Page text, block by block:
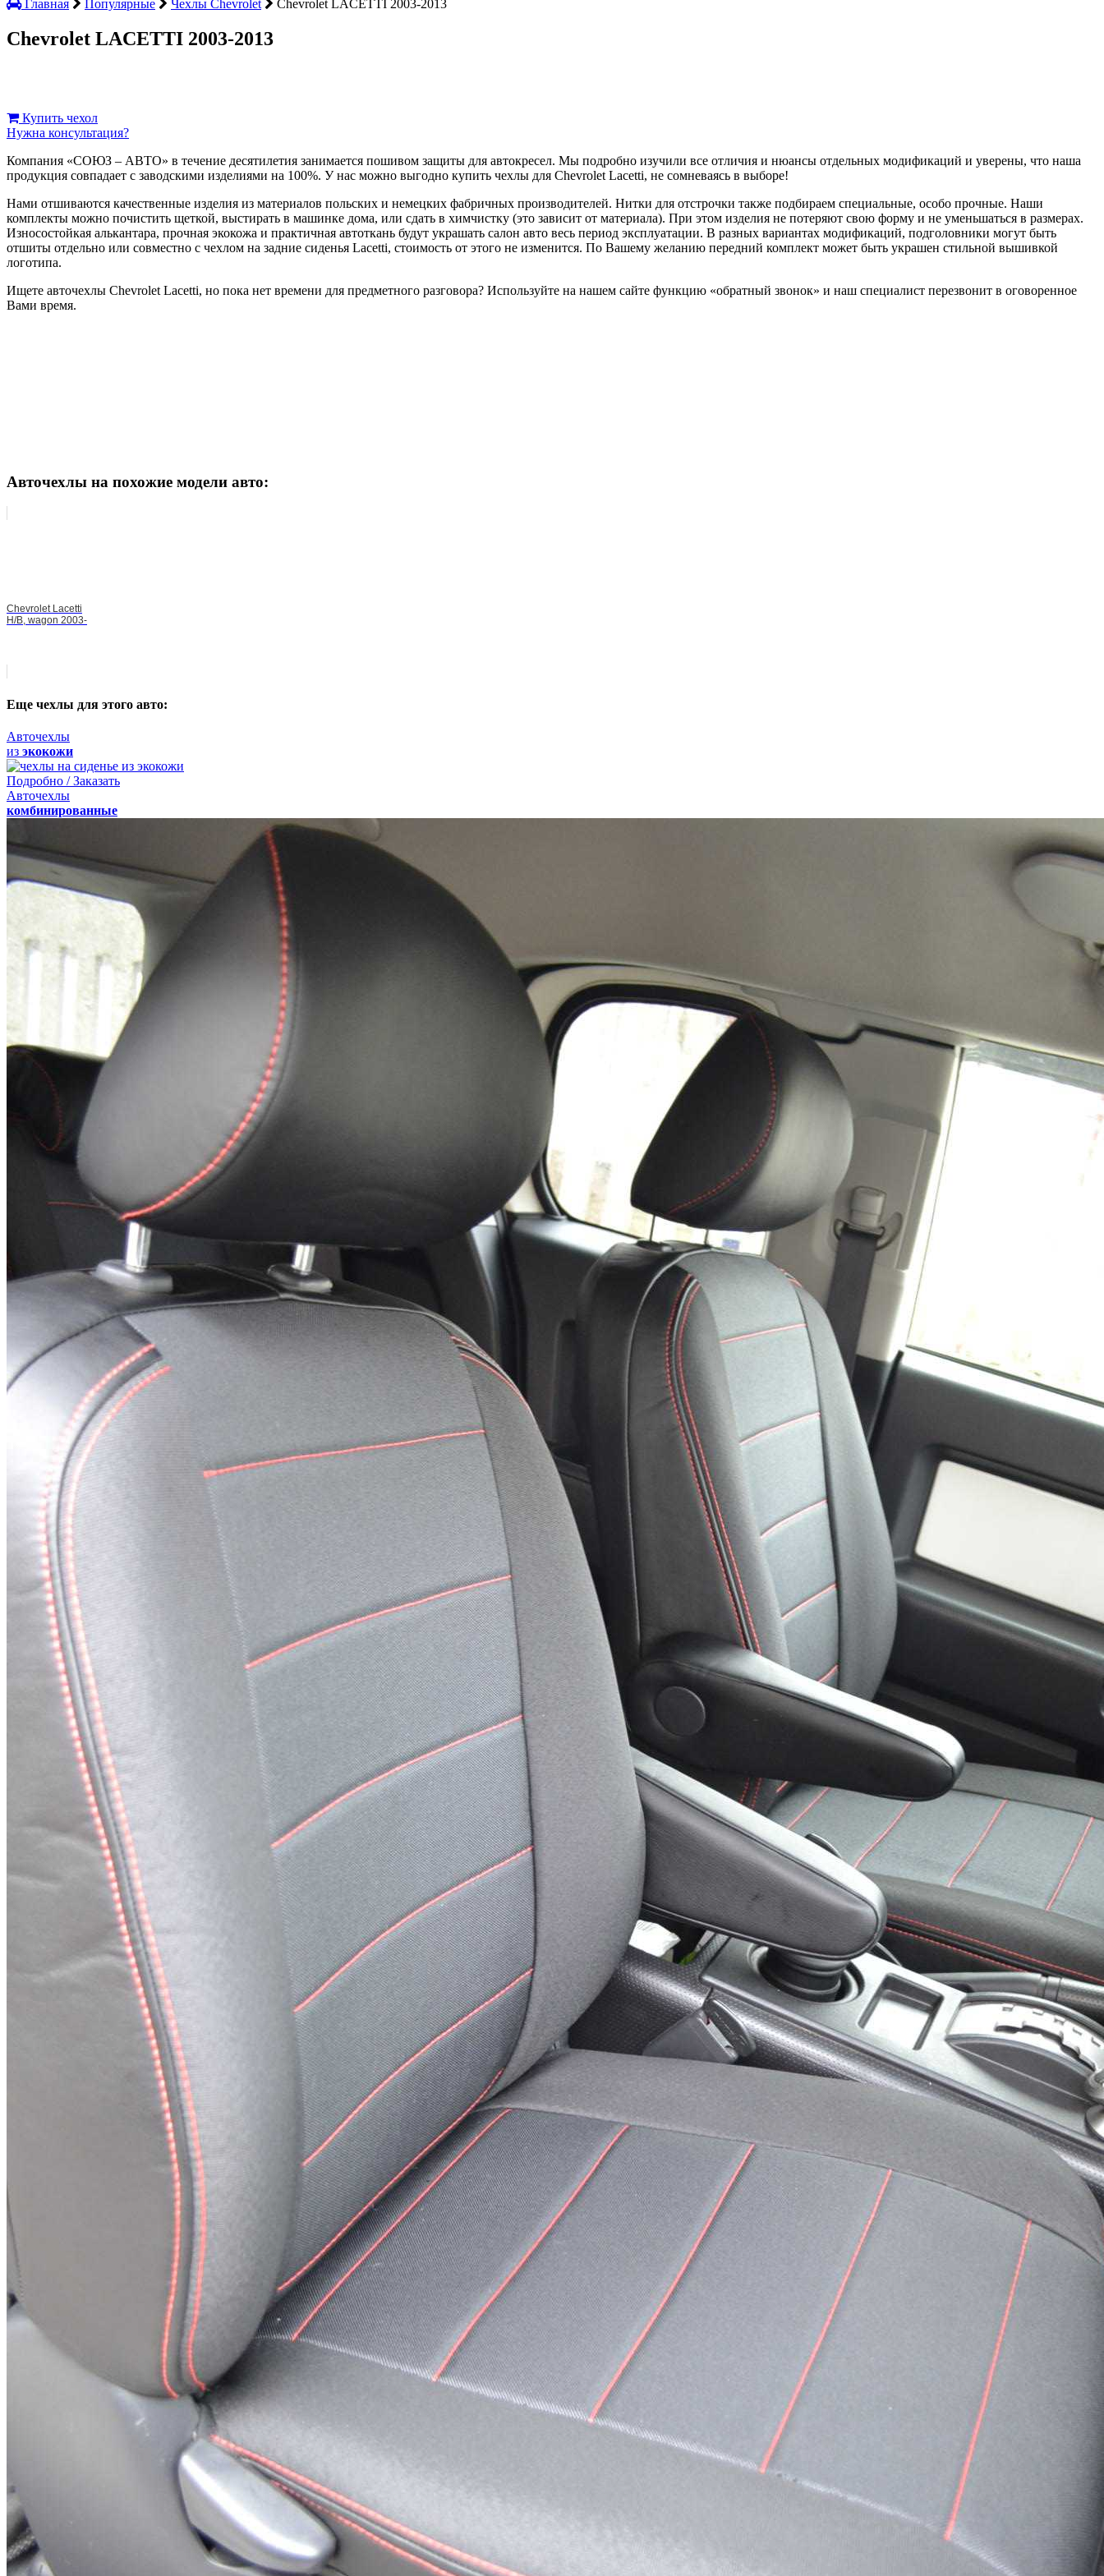
Главная Популярные Чехлы Chevrolet Chevrolet LACETTI 2003-2013
Chevrolet LACETTI 2003-2013
Купить чехол
Нужна консультация?
Компания «СОЮЗ – АВТО» в течение десятилетия занимается пошивом защиты для автокресел. Мы подробно изучили все отличия и нюансы отдельных модификаций и уверены, что наша
продукция совпадает с заводскими изделиями на 100%. У нас можно выгодно купить чехлы для Chevrolet Lacetti, не сомневаясь в выборе!
Нами отшиваются качественные изделия из материалов польских и немецких фабричных производителей. Нитки для отстрочки также подбираем специальные, особо прочные. Наши
комплекты можно почистить щеткой, выстирать в машинке дома, или сдать в химчистку (это зависит от материала). При этом изделия не потеряют свою форму и не уменьшаться в размерах.
Износостойкая алькантара, прочная экокожа и практичная автоткань будут украшать салон авто весь период эксплуатации. В разных вариантах модификаций, подголовники могут быть
отшиты отдельно или совместно с чехлом на задние сиденья Lacetti, стоимость от этого не изменится. По Вашему желанию передний комплект может быть украшен стильной вышивкой
логотипа.
Ищете авточехлы Chevrolet Lacetti, но пока нет времени для предметного разговора? Используйте на нашем сайте функцию «обратный звонок» и наш специалист перезвонит в оговоренное
Вами время.
Авточехлы на похожие модели авто:
Chevrolet Lacetti
H/B, wagon 2003-
Еще чехлы для этого авто:
Авточехлы
из экокожи
Подробно / Заказать
Авточехлы
комбинированные